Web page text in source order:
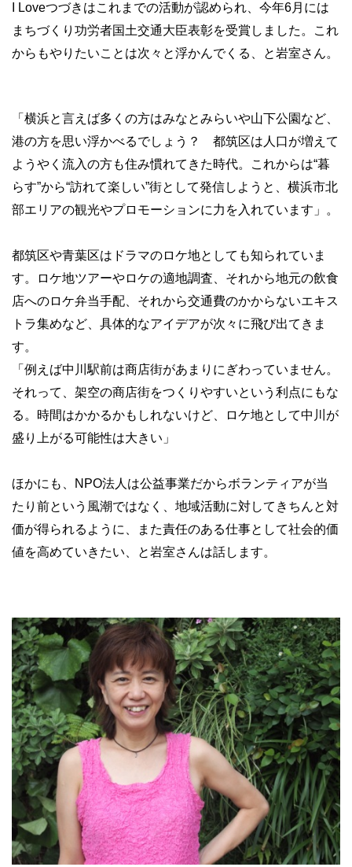
I Loveつづきはこれまでの活動が認められ、今年6月には
まちづくり功労者国土交通大臣表彰を受賞しました。これ
からもやりたいことは次々と浮かんでくる、と岩室さん。
「横浜と言えば多くの方はみなとみらいや山下公園など、
港の方を思い浮かべるでしょう？ 都筑区は人口が増えて
ようやく流入の方も住み慣れてきた時代。これからは“暮
らす”から“訪れて楽しい”街として発信しようと、横浜市北
部エリアの観光やプロモーションに力を入れています」。
都筑区や青葉区はドラマのロケ地としても知られていま
す。ロケ地ツアーやロケの適地調査、それから地元の飲食
店へのロケ弁当手配、それから交通費のかからないエキス
トラ集めなど、具体的なアイデアが次々に飛び出てきま
す。
「例えば中川駅前は商店街があまりにぎわっていません。
それって、架空の商店街をつくりやすいという利点にもな
る。時間はかかるかもしれないけど、ロケ地として中川が
盛り上がる可能性は大きい」
ほかにも、NPO法人は公益事業だからボランティアが当
たり前という風潮ではなく、地域活動に対してきちんと対
価が得られるように、また責任のある仕事として社会的価
値を高めていきたい、と岩室さんは話します。